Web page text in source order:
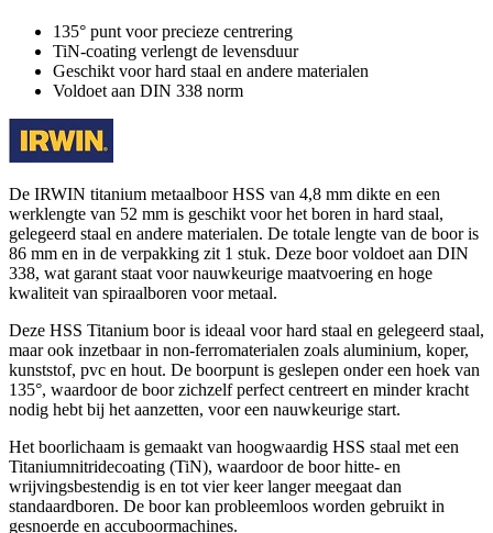
135° punt voor precieze centrering
TiN-coating verlengt de levensduur
Geschikt voor hard staal en andere materialen
Voldoet aan DIN 338 norm
De IRWIN titanium metaalboor HSS van 4,8 mm dikte en een
werklengte van 52 mm is geschikt voor het boren in hard staal,
gelegeerd staal en andere materialen. De totale lengte van de boor is
86 mm en in de verpakking zit 1 stuk. Deze boor voldoet aan DIN
338, wat garant staat voor nauwkeurige maatvoering en hoge
kwaliteit van spiraalboren voor metaal.
Deze HSS Titanium boor is ideaal voor hard staal en gelegeerd staal,
maar ook inzetbaar in non-ferromaterialen zoals aluminium, koper,
kunststof, pvc en hout. De boorpunt is geslepen onder een hoek van
135°, waardoor de boor zichzelf perfect centreert en minder kracht
nodig hebt bij het aanzetten, voor een nauwkeurige start.
Het boorlichaam is gemaakt van hoogwaardig HSS staal met een
Titaniumnitridecoating (TiN), waardoor de boor hitte- en
wrijvingsbestendig is en tot vier keer langer meegaat dan
standaardboren. De boor kan probleemloos worden gebruikt in
gesnoerde en accuboormachines.